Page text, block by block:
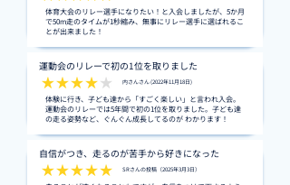
体育大会のリレー選手になりたい！と入会しましたが、5か月
で50m走のタイムが1秒縮み、無事にリレー選手に選ばれるこ
とが出来ました！
運動会のリレーで初の1位を取りました
内さんさん (2022年11月18日)
体験に行き、子ども達から「すごく楽しい」と言われ入会。
運動会のリレーでは5年間で初の1位を取りました。子ども達
の走る姿勢など、ぐんぐん成長してるのが わかります！
自信がつき、走るのが苦手から好きになった
SRさんの投稿（2025年3月3日）